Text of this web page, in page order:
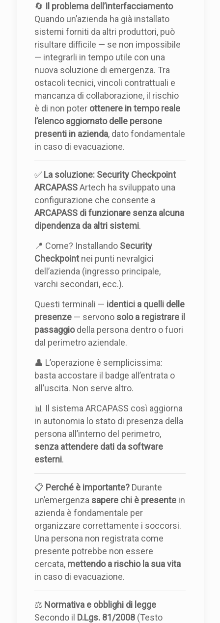
🔄 Il problema dell’interfacciamento
Quando un’azienda ha già installato
sistemi forniti da altri produttori, può
risultare difficile — se non impossibile
— integrarli in tempo utile con una
nuova soluzione di emergenza. Tra
ostacoli tecnici, vincoli contrattuali e
mancanza di collaborazione, il rischio
è di non poter ottenere in tempo reale
l’elenco aggiornato delle persone
presenti in azienda, dato fondamentale
in caso di evacuazione.
✅ La soluzione: Security Checkpoint
ARCAPASSArtech ha sviluppato una
configurazione che consente a
ARCAPASS di funzionare senza alcuna
dipendenza da altri sistemi.
📍 Come? Installando Security
Checkpointnei punti nevralgici
dell’azienda (ingresso principale,
varchi secondari, ecc.).
Questi terminali — identici a quelli delle
presenze — servono solo a registrare il
passaggiodella persona dentro o fuori
dal perimetro aziendale.
👤 L’operazione è semplicissima:
basta accostare il badge all’entrata o
all’uscita. Non serve altro.
📊 Il sistema ARCAPASS così aggiorna
in autonomia lo stato di presenza della
persona all’interno del perimetro,
senza attendere dati da software
esterni.
📋 Perché è importante? Durante
un’emergenza sapere chi è presente in
azienda è fondamentale per
organizzare correttamente i soccorsi.
Una persona non registrata come
presente potrebbe non essere
cercata, mettendo a rischio la sua vita
in caso di evacuazione.
⚖️ Normativa e obblighi di legge
Secondo il D.Lgs. 81/2008 (Testo